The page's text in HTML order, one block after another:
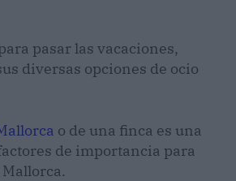
pasar las vacaciones,
diversas opciones de ocio
o de una finca es una
de importancia para